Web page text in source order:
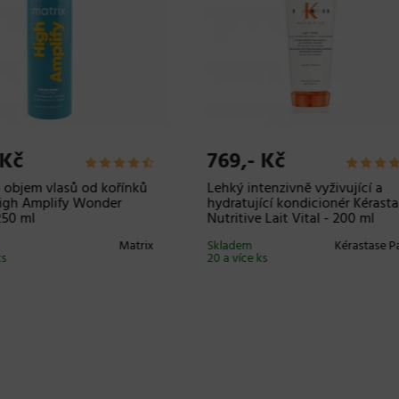
Kč
na vlasy Loréal
iNOA 60 g - 5.25
duhová
353,- Kč
Barva na vlasy Loréal
Professionnel iNOA 60 g -
světlá hnědá měděná
L’Oréal
Skladem 4 ks